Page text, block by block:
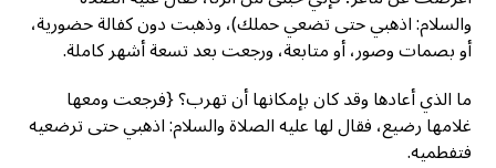
والسلام: اذهبي حتى تضعي حملك)، وذهبت دون كفالة حضورية،
أو بصمات وصور، أو متابعة، ورجعت بعد تسعة أشهر كاملة.
ما الذي أعادها وقد كان بإمكانها أن تهرب؟ {فرجعت ومعها
غلامها رضيع، فقال لها عليه الصلاة والسلام: اذهبي حتى ترضعيه
فتفطميه.